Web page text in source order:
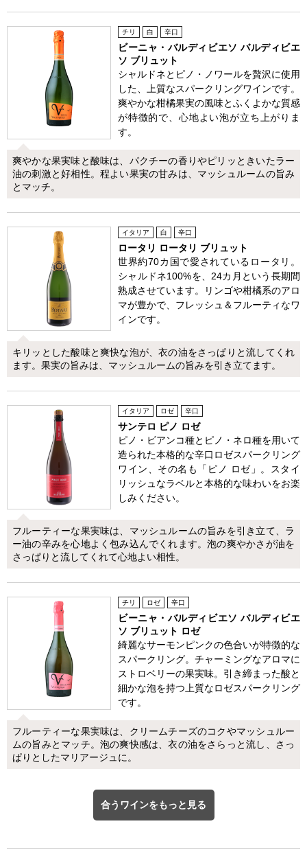
チリ 白 辛口
ビーニャ・バルディビエソ バルディビエ
ソ ブリュット
シャルドネとピノ・ノワールを贅沢に使用
した、上質なスパークリングワインです。
爽やかな柑橘果実の風味とふくよかな質感
が特徴的で、心地よい泡が立ち上がりま
す。
爽やかな果実味と酸味は、パクチーの香りやピリッときいたラー
油の刺激と好相性。程よい果実の甘みは、マッシュルームの旨み
とマッチ。
イタリア 白 辛口
ロータリ ロータリ ブリュット
世界約70カ国で愛されているロータリ。
シャルドネ100%を、24カ月という長期間
熟成させています。リンゴや柑橘系のアロ
マが豊かで、フレッシュ＆フルーティなワ
インです。
キリッとした酸味と爽快な泡が、衣の油をさっぱりと流してくれ
ます。果実の旨みは、マッシュルームの旨みを引き立てます。
イタリア ロゼ 辛口
サンテロ ピノ ロゼ
ピノ・ビアンコ種とピノ・ネロ種を用いて
造られた本格的な辛口ロゼスパークリング
ワイン、その名も「ピノ ロゼ」。スタイ
リッシュなラベルと本格的な味わいをお楽
しみください。
フルーティーな果実味は、マッシュルームの旨みを引き立て、ラ
ー油の辛みを心地よく包み込んでくれます。泡の爽やかさが油を
さっぱりと流してくれて心地よい相性。
チリ ロゼ 辛口
ビーニャ・バルディビエソ バルディビエ
ソ ブリュット ロゼ
綺麗なサーモンピンクの色合いが特徴的な
スパークリング。チャーミングなアロマに
ストロベリーの果実味。引き締まった酸と
細かな泡を持つ上質なロゼスパークリング
です。
フルーティーな果実味は、クリームチーズのコクやマッシュルー
ムの旨みとマッチ。泡の爽快感は、衣の油をさらっと流し、さっ
ぱりとしたマリアージュに。
合うワインをもっと見る